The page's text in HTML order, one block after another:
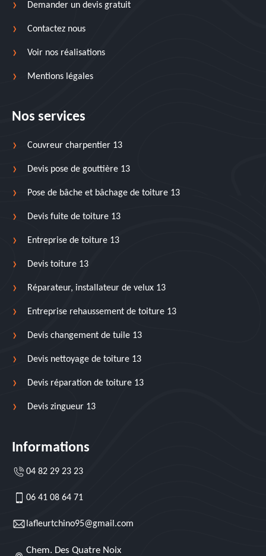
Demander un devis gratuit
Contactez nous
Voir nos réalisations
Mentions légales
Nos services
Couvreur charpentier 13
Devis pose de gouttière 13
Pose de bâche et bâchage de toiture 13
Devis fuite de toiture 13
Entreprise de toiture 13
Devis toiture 13
Réparateur, installateur de velux 13
Entreprise rehaussement de toiture 13
Devis changement de tuile 13
Devis nettoyage de toiture 13
Devis réparation de toiture 13
Devis zingueur 13
Informations
04 82 29 23 23
06 41 08 64 71
lafleurtchino95@gmail.com
Chem. Des Quatre Noix